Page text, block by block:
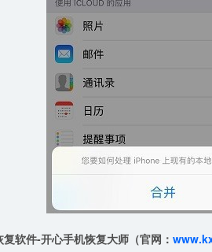
复软件-开心手机恢复大师（官网：